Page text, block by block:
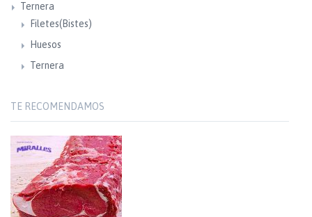
Ternera
Filetes(Bistes)
Huesos
Ternera
TE RECOMENDAMOS